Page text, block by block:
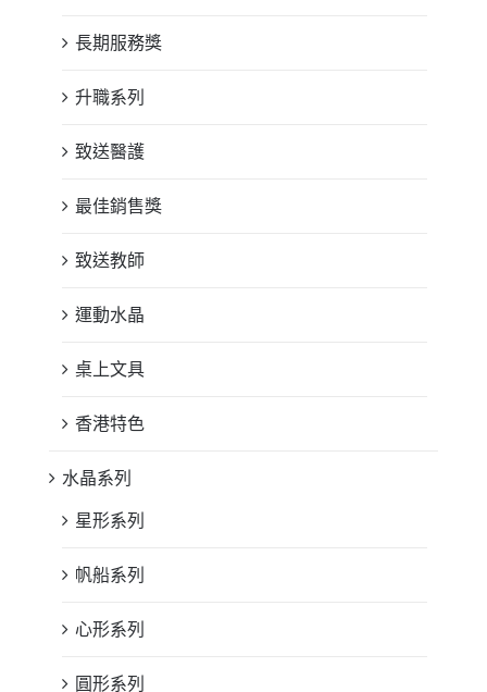
長期服務獎
升職系列
致送醫護
最佳銷售獎
致送教師
運動水晶
桌上文具
香港特色
水晶系列
星形系列
帆船系列
心形系列
圓形系列